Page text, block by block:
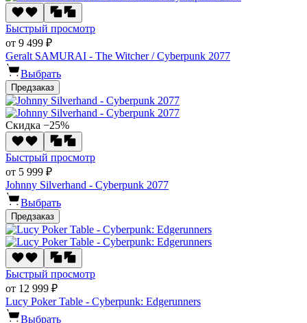
Быстрый просмотр
от 9 499 ₽
Geralt SAMURAI - The Witcher / Cyberpunk 2077
Выбрать
Предзаказ
Скидка −25%
Быстрый просмотр
от 5 999 ₽
Johnny Silverhand - Cyberpunk 2077
Выбрать
Предзаказ
Быстрый просмотр
от 12 999 ₽
Lucy Poker Table - Cyberpunk: Edgerunners
Выбрать